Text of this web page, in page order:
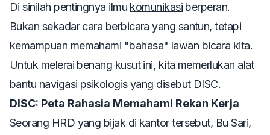
Di sinilah pentingnya ilmu komunikasi berperan.
Bukan sekadar cara berbicara yang santun, tetapi
kemampuan memahami "bahasa" lawan bicara kita.
Untuk melerai benang kusut ini, kita memerlukan alat
bantu navigasi psikologis yang disebut DISC.
DISC: Peta Rahasia Memahami Rekan Kerja
Seorang HRD yang bijak di kantor tersebut, Bu Sari,